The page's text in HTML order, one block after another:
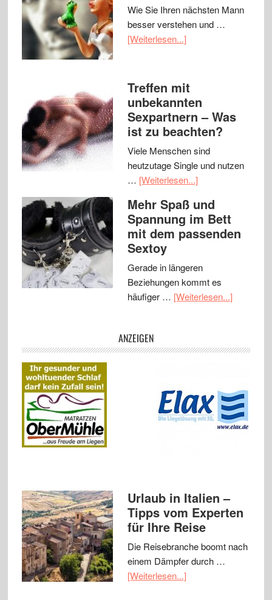
Wie Sie Ihren nächsten Mann
besser verstehen und …
[Weiterlesen...]
Treffen mit
unbekannten
Sexpartnern – Was
ist zu beachten?
Viele Menschen sind
heutzutage Single und nutzen
… [Weiterlesen...]
Mehr Spaß und
Spannung im Bett
mit dem passenden
Sextoy
Gerade in längeren
Beziehungen kommt es
häufiger … [Weiterlesen...]
ANZEIGEN
Urlaub in Italien –
Tipps vom Experten
für Ihre Reise
Die Reisebranche boomt nach
einem Dämpfer durch …
[Weiterlesen...]